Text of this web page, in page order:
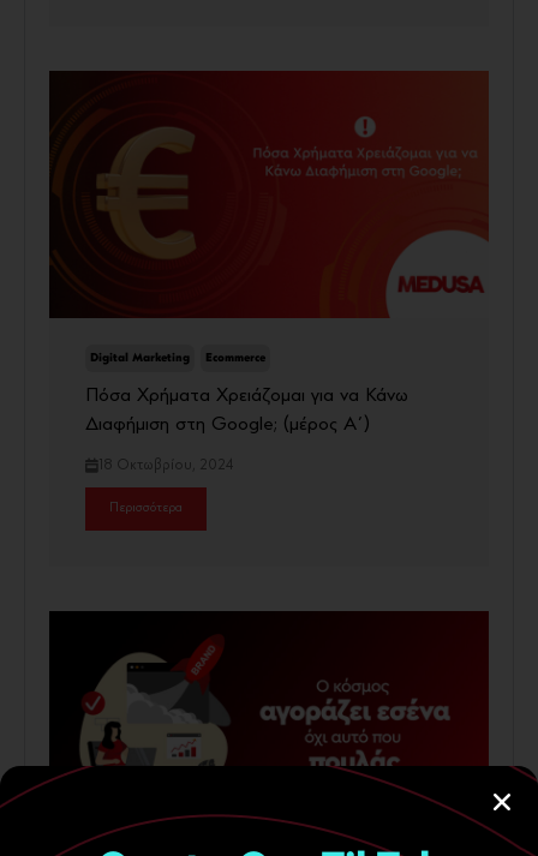
Digital Marketing Ecommerce
Πόσα Χρήματα Χρειάζομαι για να Κάνω
Διαφήμιση στη Google; (μέρος Α΄)
18 Οκτωβρίου, 2024
Περισσότερα